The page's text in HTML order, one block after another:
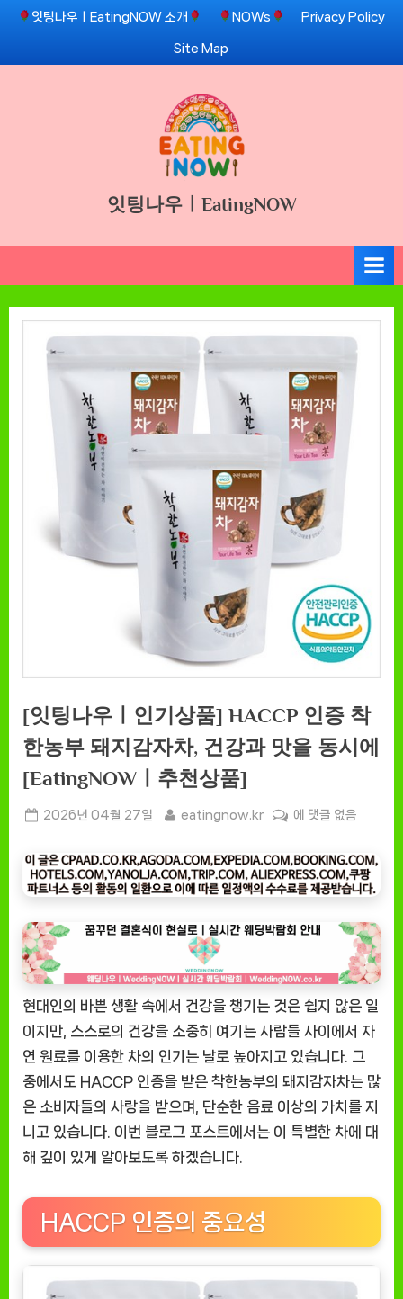
Skip
content
잇팅나우ㅣEatingNOW 소개 NOWs Privacy Policy
Site Map
잇팅나우ㅣEatingNOW
[잇팅나우ㅣ인기상품] HACCP 인증 착
한농부 돼지감자차, 건강과 맛을 동시에
[EatingNOWㅣ추천상품]
Posted
2026년 04월 27일 By
eatingnow.kr
[잇
나
우
ㅣ
품]
HACCP
인
증
착
농
부
차,
건
에 댓글 없음
현대인의 바쁜 생활 속에서 건강을 챙기는 것은 쉽지 않은 일
이지만, 스스로의 건강을 소중히 여기는 사람들 사이에서 자
연 원료를 이용한 차의 인기는 날로 높아지고 있습니다. 그
중에서도 HACCP 인증을 받은 착한농부의 돼지감자차는 많
은 소비자들의 사랑을 받으며, 단순한 음료 이상의 가치를 지
니고 있습니다. 이번 블로그 포스트에서는 이 특별한 차에 대
해 깊이 있게 알아보도록 하겠습니다.
HACCP 인증의 중요성